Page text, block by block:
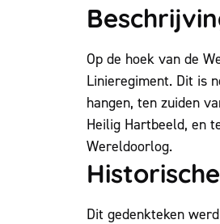
Op de hoek van de
Linieregiment. Dit is
hangen, ten zuiden
Heilig Hartbeeld, en
Wereldoorlog.
Dit gedenkteken